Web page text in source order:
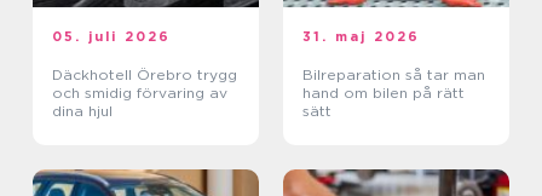
05. juli 2026
Däckhotell Örebro trygg
och smidig förvaring av
dina hjul
31. maj 2026
Bilreparation så tar man
hand om bilen på rätt
sätt